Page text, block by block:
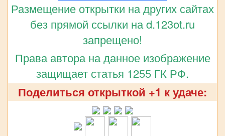
Размещение открытки на других сайтах
без прямой ссылки на d.123ot.ru
запрещено!
Права автора на данное изображение
защищает статья 1255 ГК РФ.
Поделиться открыткой +1 к удаче: